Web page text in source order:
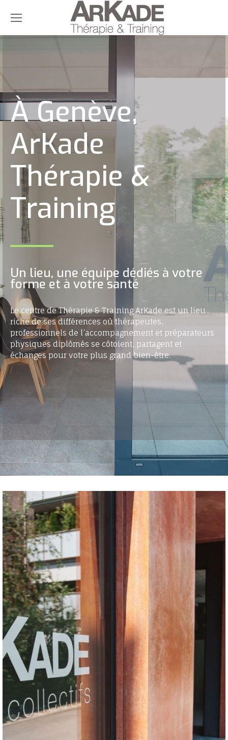
À Genève,
ArKade
Thérapie &
Training
Un lieu, une équipe dédiés à votre
forme et à votre santé
Le centre de Thérapie & Training ArKade est un lieu
riche de ses différences où thérapeutes,
professionnels de l’accompagnement et préparateurs
physiques diplômés se côtoient, partagent et
échanges pour votre plus grand bien-être.